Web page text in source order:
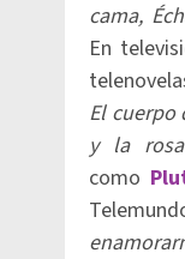
cama,
En
El cuerpo
y la rosa
como